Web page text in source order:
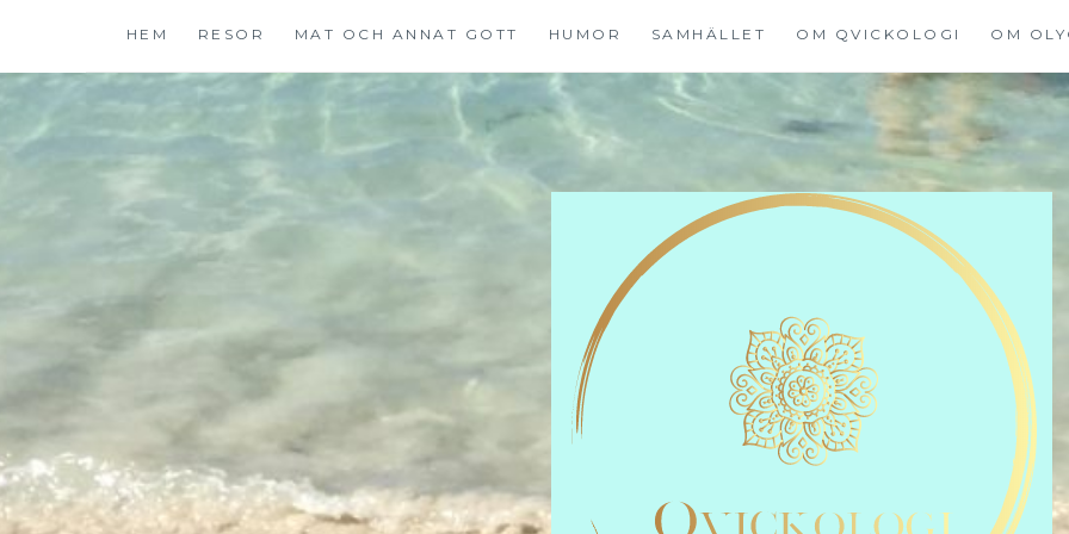
innehåll
HEM RESOR MAT OCH ANNAT GOTT HUMOR SAMHÄLLET OM QVICKOLOGI OM